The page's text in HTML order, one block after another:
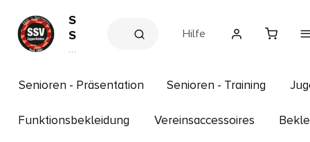
S
S
V
n
e
s
Hilfe
Senioren - Präsentation Senioren - Training
Funktionsbekleidung Vereinsaccessoires